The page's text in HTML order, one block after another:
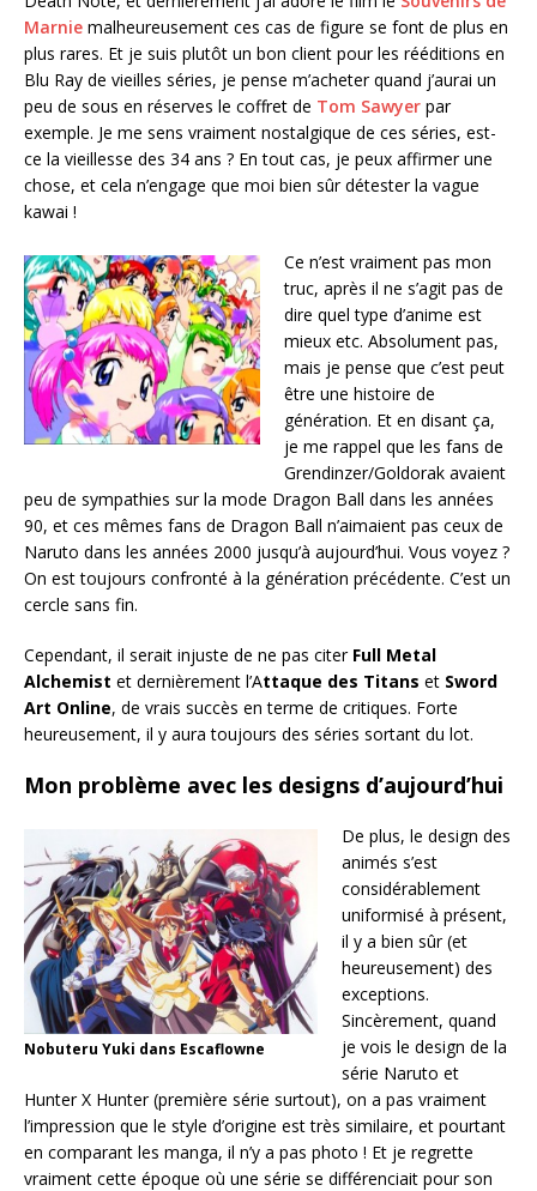
Marnie malheureusement ces cas de figure se font de plus en
plus rares. Et je suis plutôt un bon client pour les rééditions en
Blu Ray de vieilles séries, je pense m’acheter quand j’aurai un
peu de sous en réserves le coffret de Tom Sawyer par
exemple. Je me sens vraiment nostalgique de ces séries, est-
ce la vieillesse des 34 ans ? En tout cas, je peux affirmer une
chose, et cela n’engage que moi bien sûr détester la vague
kawai !
Ce n’est vraiment pas mon
truc, après il ne s’agit pas de
dire quel type d’anime est
mieux etc. Absolument pas,
mais je pense que c’est peut
être une histoire de
génération. Et en disant ça,
je me rappel que les fans de
Grendinzer/Goldorak avaient
peu de sympathies sur la mode Dragon Ball dans les années
90, et ces mêmes fans de Dragon Ball n’aimaient pas ceux de
Naruto dans les années 2000 jusqu’à aujourd’hui. Vous voyez ?
On est toujours confronté à la génération précédente. C’est un
cercle sans fin.
Cependant, il serait injuste de ne pas citer Full Metal
Alchemist et dernièrement l’Attaque des Titans et Sword
Art Online, de vrais succès en terme de critiques. Forte
heureusement, il y aura toujours des séries sortant du lot.
Mon problème avec les designs d’aujourd’hui
Nobuteru Yuki dans Escaflowne
De plus, le design des
animés s’est
considérablement
uniformisé à présent,
il y a bien sûr (et
heureusement) des
exceptions.
Sincèrement, quand
je vois le design de la
série Naruto et
Hunter X Hunter (première série surtout), on a pas vraiment
l’impression que le style d’origine est très similaire, et pourtant
en comparant les manga, il n’y a pas photo ! Et je regrette
vraiment cette époque où une série se différenciait pour son